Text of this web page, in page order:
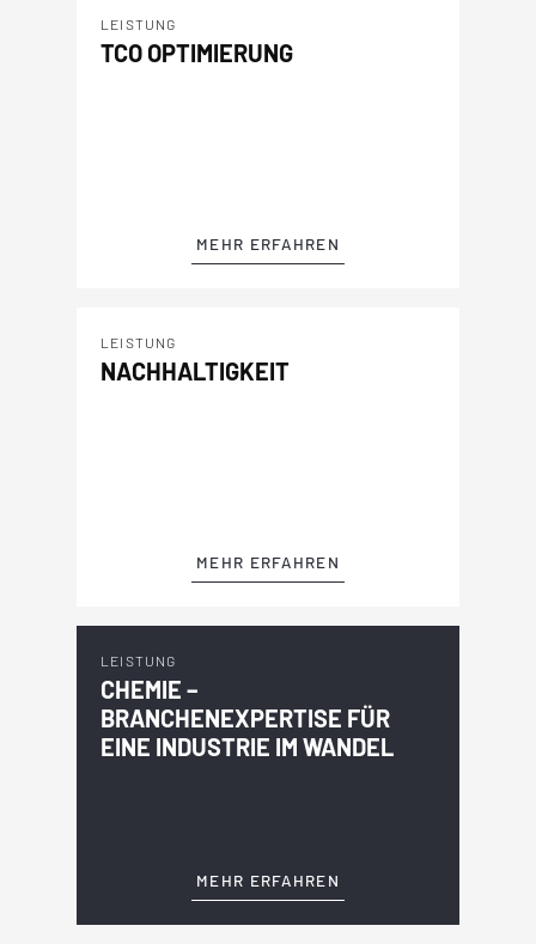
LEISTUNG
TCO OPTIMIERUNG
MEHR ERFAHREN
LEISTUNG
NACHHALTIGKEIT
MEHR ERFAHREN
LEISTUNG
CHEMIE –
BRANCHENEXPERTISE FÜR
EINE INDUSTRIE IM WANDEL
MEHR ERFAHREN